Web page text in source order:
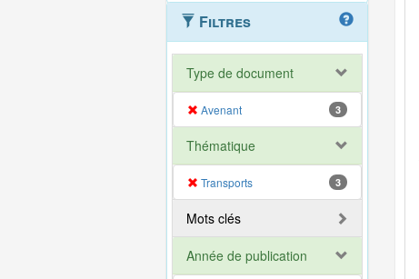
Filtres
Type de document
Avenant 3
Thématique
Transports 3
Mots clés
Année de publication